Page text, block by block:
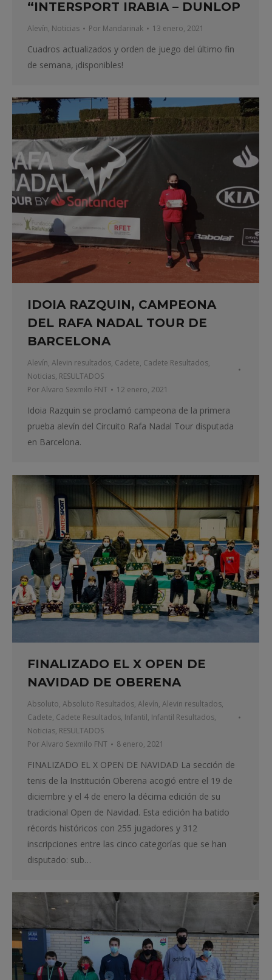
“INTERSPORT IRABIA – DUNLOP
Alevín, Noticias Por Mandarinak 13 enero, 2021
Cuadros actualizados y orden de juego del último fin
de semana, ¡disponibles!
IDOIA RAZQUIN, CAMPEONA
DEL RAFA NADAL TOUR DE
BARCELONA
Alevín, Alevin resultados, Cadete, Cadete Resultados,
Noticias, RESULTADOS
PorAlvaro Sexmilo FNT 12 enero, 2021
Idoia Razquin se proclamó campeona de la primera
prueba alevín del Circuito Rafa Nadal Tour disputada
en Barcelona.
FINALIZADO EL X OPEN DE
NAVIDAD DE OBERENA
Absoluto, Absoluto Resultados, Alevín, Alevin resultados,
Cadete, Cadete Resultados, Infantil, Infantil Resultados,
Noticias, RESULTADOS
PorAlvaro Sexmilo FNT 8 enero, 2021
FINALIZADO EL X OPEN DE NAVIDAD La sección de
tenis de la Institución Oberena acogió entre el 19 de
diciembre y el 4 de enero la décima edición de su
tradicional Open de Navidad. Esta edición ha batido
récords históricos con 255 jugadores y 312
inscripciones entre las cinco categorías que se han
disputado: sub…